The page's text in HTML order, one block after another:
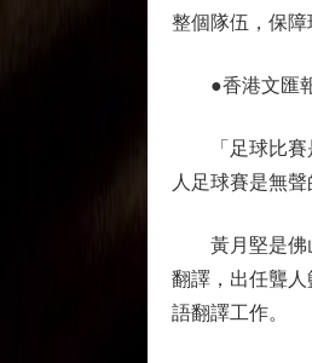
整個隊伍，保障
●香港文匯報
「足球比賽是
人足球賽是無
黃月堅是佛山
翻譯，出任聾
語翻譯工作。